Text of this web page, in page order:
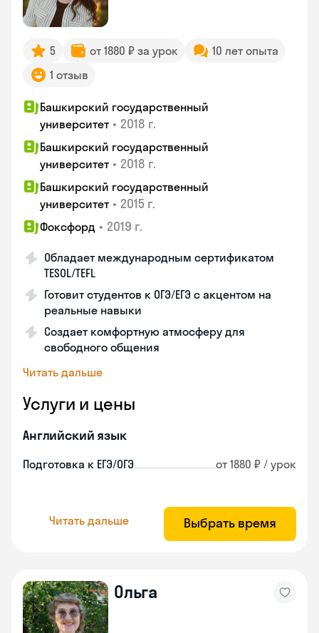
5 от 1880 ₽ за урок
10 лет опыта
1 отзыв
Башкирский государственный
университет • 2018 г.
Башкирский государственный
университет • 2018 г.
Башкирский государственный
университет • 2015 г.
Фоксфорд • 2019 г.
Обладает международным сертификатом
TESOL/TEFL
Готовит студентов к ОГЭ/ЕГЭ с акцентом на
реальные навыки
Создает комфортную атмосферу для
свободного общения
Читать дальше
Услуги и цены
Английский язык
Подготовка к ЕГЭ/ОГЭ от 1880 ₽ / урок
Читать дальше Выбрать время
Ольга